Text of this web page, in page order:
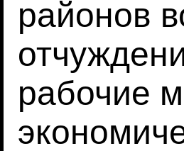
районов
рабочие